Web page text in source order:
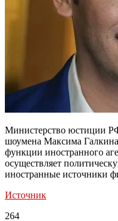
Министерство юстиции
шоумена Максима
функции иностранного
осуществляет
иностранные источники
Источник
264